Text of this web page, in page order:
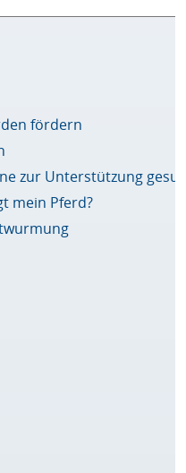
fördern
zur Unterstützung
mein Pferd?